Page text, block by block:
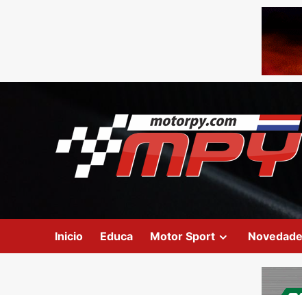
Inicio Educa Motor Sport